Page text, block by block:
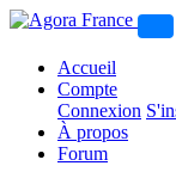
Accueil
Compte
Connexion
À propos
Forum